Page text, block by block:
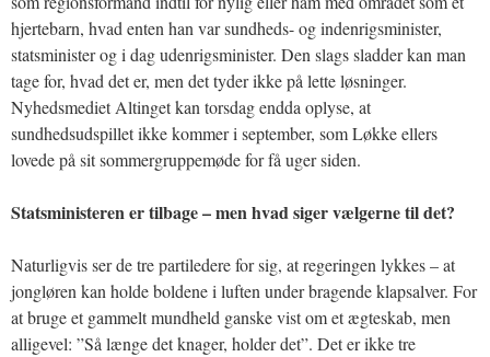
hjertebarn, hvad enten han var sundheds- og indenrigsminister,
statsminister og i dag udenrigsminister. Den slags sladder kan man
tage for, hvad det er, men det tyder ikke på lette løsninger.
Nyhedsmediet Altinget kan torsdag endda oplyse, at
sundhedsudspillet ikke kommer i september, som Løkke ellers
lovede på sit sommergruppemøde for få uger siden.
Statsministeren er tilbage – men hvad siger vælgerne til det?
Naturligvis ser de tre partiledere for sig, at regeringen lykkes – at
jongløren kan holde boldene i luften under bragende klapsalver. For
at bruge et gammelt mundheld ganske vist om et ægteskab, men
alligevel: ”Så længe det knager, holder det”. Det er ikke tre